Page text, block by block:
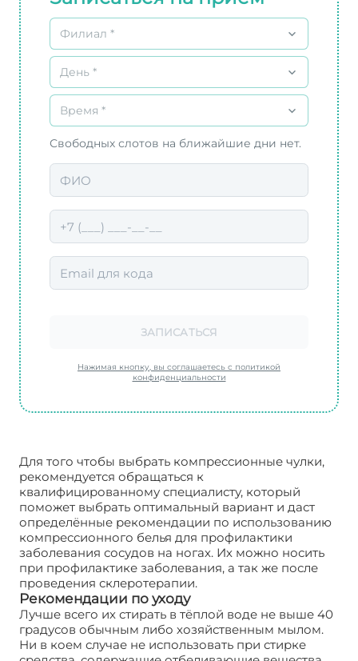
Филиал *
День *
Время *
Свободных слотов на ближайшие дни нет.
ЗАПИСАТЬСЯ
Нажимая кнопку, вы соглашаетесь с политикой
конфиденциальности
Для того чтобы выбрать компрессионные чулки,
рекомендуется обращаться к
квалифицированному специалисту, который
поможет выбрать оптимальный вариант и даст
определённые рекомендации по использованию
компрессионного белья для профилактики
заболевания сосудов на ногах. Их можно носить
при профилактике заболевания, а так же после
проведения склеротерапии.
Рекомендации по уходу
Лучше всего их стирать в тёплой воде не выше 40
градусов обычным либо хозяйственным мылом.
Ни в коем случае не использовать при стирке